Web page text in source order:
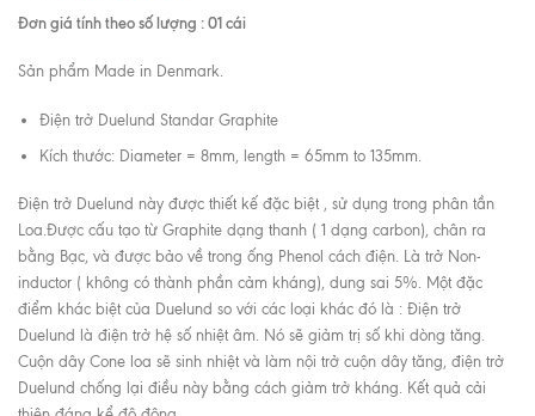
Đơn giá tính theo số lượng : 01 cái
Sản phẩm Made in Denmark.
Điện trở Duelund Standar Graphite
Kích thước: Diameter = 8mm, length = 65mm to 135mm.
Điện trở Duelund này được thiết kế đặc biệt , sử dụng trong phân tần
Loa.Được cấu tạo từ Graphite dạng thanh ( 1 dạng carbon), chân ra
bằng Bạc, và được bảo về trong ống Phenol cách điện. Là trở Non-
inductor ( không có thành phần cảm kháng), dung sai 5%. Một đặc
điểm khác biệt của Duelund so với các loại khác đó là : Điện trở
Duelund là điện trở hệ số nhiệt âm. Nó sẽ giảm trị số khi dòng tăng.
Cuộn dây Cone loa sẽ sinh nhiệt và làm nội trở cuộn dây tăng, điện trở
Duelund chống lại điều này bằng cách giảm trở kháng. Kết quả cải